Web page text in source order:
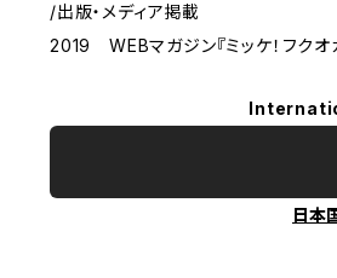
/出版・メディア掲載
2019 WEBマガジン『ミッケ！フク
日本